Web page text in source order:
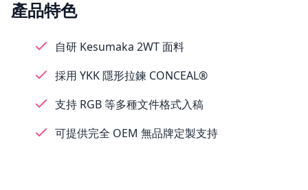
產品特色
自研 Kesumaka 2WT 面料
採用 YKK 隱形拉鍊 CONCEAL®
支持 RGB 等多種文件格式入稿
可提供完全 OEM 無品牌定製支持